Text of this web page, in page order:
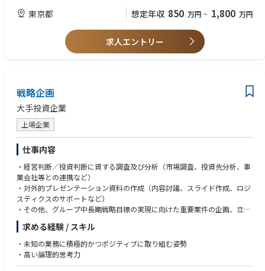
【想定残業時間】45h/月(全社平均)
参照ください。
https://www.disco.co.jp/recruit/information/measures/
有風土をご紹介しております）
https://www.youtube.com/watch?v=3C6qOqjDBMo
ディスコがわかる10のキーワード（HPでも特徴を掲載しております）
https://www.disco.co.jp/recruit/keyword/
年収分布（「CSはESなくしてありえない」と掲げており、営業利益率は4
0%近くと製造業ではトップクラスでありながら、従業員への還元、モチ
ベーションUPを重視しております。）
https://www.disco.co.jp/recruit/information/nenshu/
社員インタビュー記事
https://www.disco.co.jp/recruit/people/interview/
・工作機械、半導体製造装置業界の経験
・語学力
【求める人物】
・第三者的な視点で文章を分かりやすく構成、記述できる方
東京都 想定年収 850 万円 ~ 1,800 万円
求人エントリー
戦略企画
大手投資企業
上場企業
仕事内容
・経営判断／投資判断に資する調査及び分析（市場調査、投資先分析、事
業会社等との連携など）
・対外的プレゼンテーション資料の作成（内容討議、スライド作成、ロジ
スティクスのサポートなど）
・その他、グループ中長期戦略目標の実現に向けた重要案件の企画、立
案、推進
求める経験 / スキル
・未知の業務に積極的かつポジティブに取り組む姿勢
・高い論理的思考力